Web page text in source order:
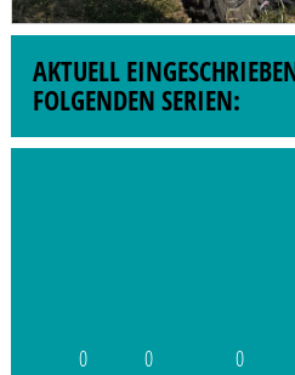
AKTUELL
FOLGENDEN SERIEN:
0
0
0